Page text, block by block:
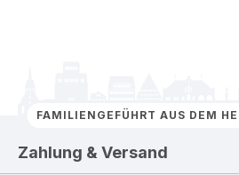
FAMILIENGEFÜHRT AUS DEM
Zahlung & Versand